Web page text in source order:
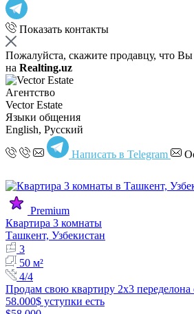
Показать контакты
Пожалуйста, скажите продавцу, что
на Realting.uz
Агентство
Vector Estate
Языки общения
English, Русский
Написать в Telegram
Premium
Квартира 3 комнаты
Ташкент, Узбекистан
3
50 м²
4/4
Продам свою квартиру 2х3 переделона
58.000$ уступки есть